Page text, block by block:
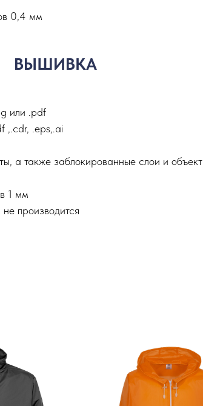
0,4 мм
ВЫШИВКА
или .pdf
,.сdr, .eps,.ai
а также заблокированные слои и
1 мм
производится